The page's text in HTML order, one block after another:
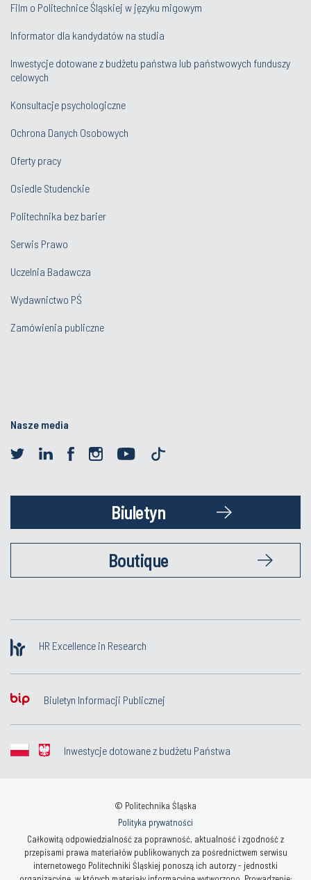
Film o Politechnice Śląskiej w języku migowym
Informator dla kandydatów na studia
Inwestycje dotowane z budżetu państwa lub państwowych funduszy
celowych
Konsultacje psychologiczne
Ochrona Danych Osobowych
Oferty pracy
Osiedle Studenckie
Politechnika bez barier
Serwis Prawo
Uczelnia Badawcza
Wydawnictwo PŚ
Zamówienia publiczne
Nasze media
Biuletyn
Boutique
HR Excellence in Research
Biuletyn Informacji Publicznej
Inwestycje dotowane z budżetu Państwa
© Politechnika Śląska
Polityka prywatności
Całkowitą odpowiedzialność za poprawność, aktualność i zgodność z
przepisami prawa materiałów publikowanych za pośrednictwem serwisu
internetowego Politechniki Śląskiej ponoszą ich autorzy - jednostki